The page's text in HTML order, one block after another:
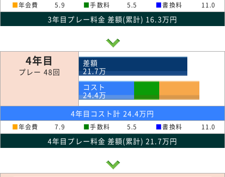
■年会費 5.9 ■手数料 5.5 ■書換料 11.0
3年目プレー料金 差額(累計) 16.3万円
4年目
プレー 48回
差額
21.7万
コスト
24.4万
4年目コスト計 24.4万円
■年会費 7.9 ■手数料 5.5 ■書換料 11.0
4年目プレー料金 差額(累計) 21.7万円